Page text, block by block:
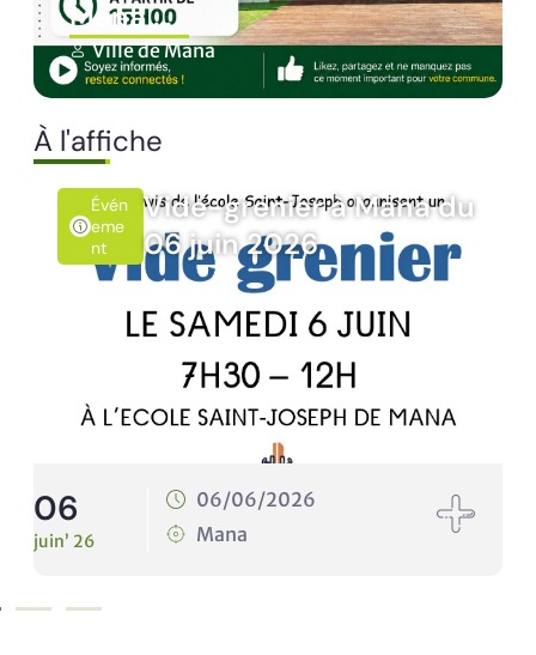
Ville de Mana
À l'affiche
Évén
Emen
T
Rando’Nat Timoun du
10 juin 2026
juin’ 26
10/06/2026
Mana